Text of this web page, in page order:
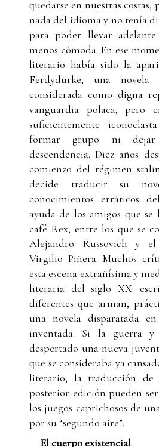
quedarse en nuestras costas,
nada del idioma y no tenía
para poder llevar
menos cómoda. En ese
literario había sido la
Ferdydurke, una
considerada como digna
vanguardia polaca, pero
suficientemente
formar grupo ni dejar
descendencia. Diez años
comienzo del régimen
decide traducir su
conocimientos erráticos
ayuda de los amigos que
café Rex, entre los que se
Alejandro Russovich y
Virgilio Piñera. Muchos
esta escena extrañísima y
literaria del siglo XX:
diferentes que arman,
una novela disparatada
inventada. Si la guerra
despertado una nueva
que se consideraba ya
literario, la traducción de
posterior edición pueden
los juegos caprichosos de
por su “segundo aire”.
El cuerpo existencial